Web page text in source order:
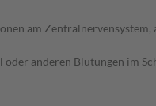
am Zentralnervensystem,
anderen Blutungen im